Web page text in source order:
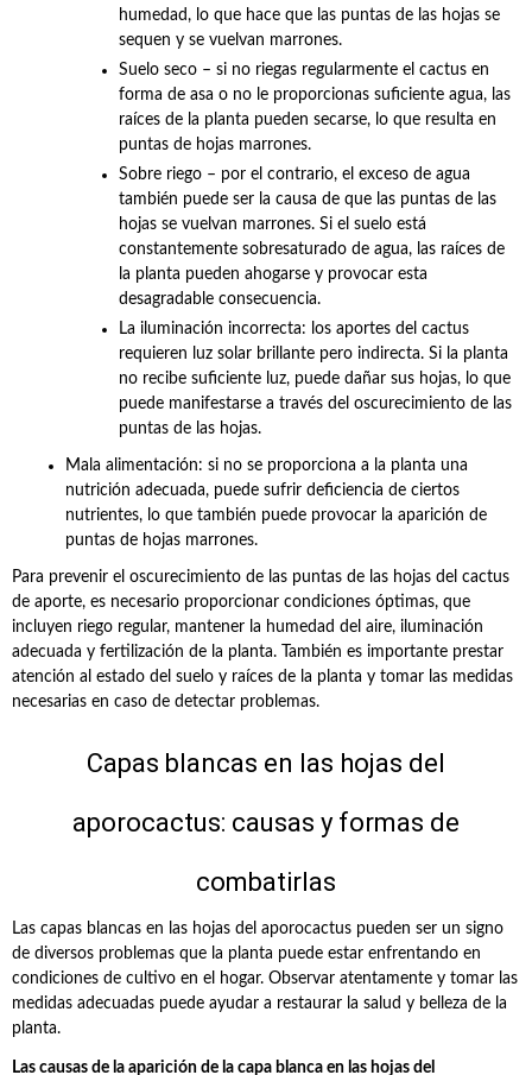
humedad, lo que hace que las puntas de las hojas se
sequen y se vuelvan marrones.
Suelo seco – si no riegas regularmente el cactus en
forma de asa o no le proporcionas suficiente agua, las
raíces de la planta pueden secarse, lo que resulta en
puntas de hojas marrones.
Sobre riego – por el contrario, el exceso de agua
también puede ser la causa de que las puntas de las
hojas se vuelvan marrones. Si el suelo está
constantemente sobresaturado de agua, las raíces de
la planta pueden ahogarse y provocar esta
desagradable consecuencia.
La iluminación incorrecta: los aportes del cactus
requieren luz solar brillante pero indirecta. Si la planta
no recibe suficiente luz, puede dañar sus hojas, lo que
puede manifestarse a través del oscurecimiento de las
puntas de las hojas.
Mala alimentación: si no se proporciona a la planta una
nutrición adecuada, puede sufrir deficiencia de ciertos
nutrientes, lo que también puede provocar la aparición de
puntas de hojas marrones.
Para prevenir el oscurecimiento de las puntas de las hojas del cactus
de aporte, es necesario proporcionar condiciones óptimas, que
incluyen riego regular, mantener la humedad del aire, iluminación
adecuada y fertilización de la planta. También es importante prestar
atención al estado del suelo y raíces de la planta y tomar las medidas
necesarias en caso de detectar problemas.
Capas blancas en las hojas del
aporocactus: causas y formas de
combatirlas
Las capas blancas en las hojas del aporocactus pueden ser un signo
de diversos problemas que la planta puede estar enfrentando en
condiciones de cultivo en el hogar. Observar atentamente y tomar las
medidas adecuadas puede ayudar a restaurar la salud y belleza de la
planta.
Las causas de la aparición de la capa blanca en las hojas del